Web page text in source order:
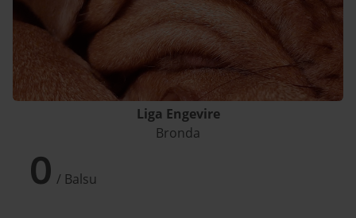
Liga Engevire
Bronda
0 / Balsu